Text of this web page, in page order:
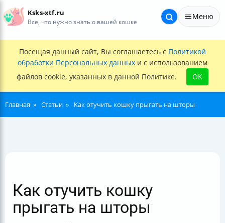
Ksks-xtf.ru
Все, что нужно знать о вашей кошке
Меню
Посещая данный сайт, Вы соглашаетесь с Политикой
обработки Персональных данных и с использованием
файлов cookie, указанных в данной Политике.
OK
Главная Статьи Как отучить кошку прыгать на шторы
Как отучить кошку
прыгать на шторы